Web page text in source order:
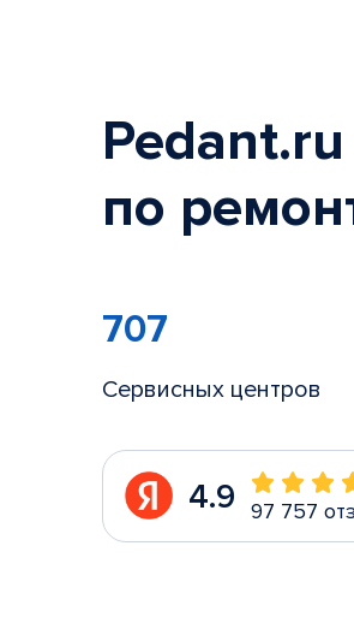
по
707
Сервисных центров
4.9 97 757